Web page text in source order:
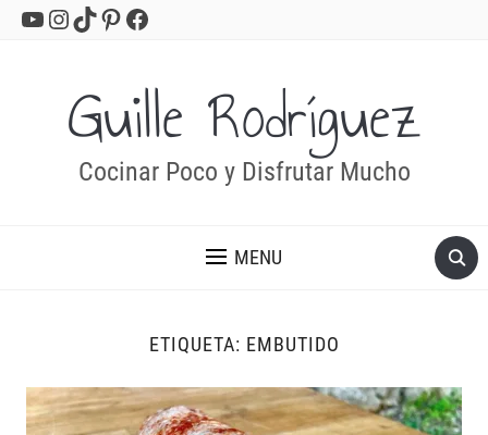
YouTube
Instagram
TikTok
Pinterest
Facebook
Guille Rodríguez
Cocinar Poco y Disfrutar Mucho
MENU
ETIQUETA: EMBUTIDO